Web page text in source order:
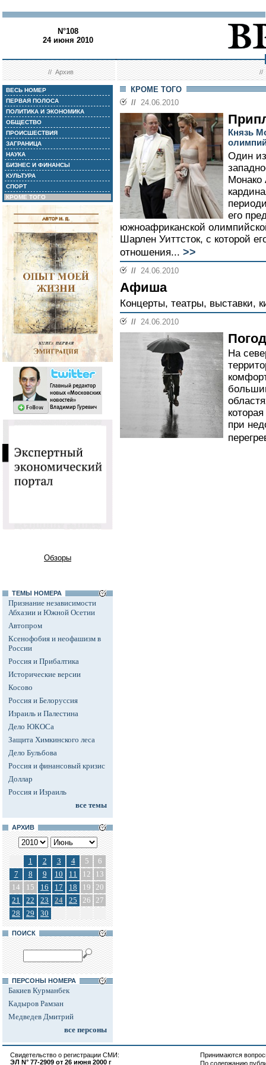
N°108
24 июня 2010
//Архив //
ВЕСЬ НОМЕР
ПЕРВАЯ ПОЛОСА
ПОЛИТИКА И ЭКОНОМИКА
ОБЩЕСТВО
ПРОИСШЕСТВИЯ
ЗАГРАНИЦА
НАУКА
БИЗНЕС И ФИНАНСЫ
КУЛЬТУРА
СПОРТ
КРОМЕ ТОГО
Обзоры
ТЕМЫ НОМЕРА
Признание независимости
Абхазии и Южной Осетии
Автопром
Ксенофобия и неофашизм в
России
Россия и Прибалтика
Исторические версии
Косово
Россия и Белоруссия
Израиль и Палестина
Дело ЮКОСа
Защита Химкинского леса
Дело Бульбова
Россия и финансовый кризис
Доллар
Россия и Израиль
все темы
АРХИВ
1 2 3 4 5
6
7
8 9 10 11 12
13
14
15 16 17 18 19 20
21
22 23 24 25 26 27
28
29 30
ПОИСК
ПЕРСОНЫ НОМЕРА
Бакиев Курманбек
Кадыров Рамзан
Медведев Дмитрий
все персоны
КРОМЕ ТОГО
// 24.06.2010
Князь
Один
его
южноафриканской
Шарлен Уиттсток, с которой
отношения... >>
// 24.06.2010
Афиша
Концерты, театры, выставки,
// 24.06.2010
На
при
Свидетельство о регистрации СМИ:
ЭЛ N° 77-2909 от 26 июня 2000 г
Принимаются
По содержанию